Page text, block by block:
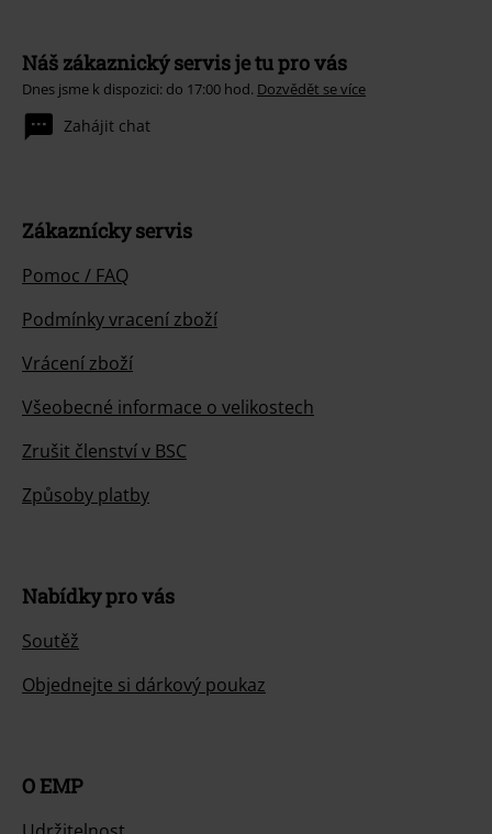
Náš zákaznický servis je tu pro vás
Dnes jsme k dispozici: do 17:00 hod. Dozvědět se více
Zahájit chat
Zákaznícky servis
Pomoc / FAQ
Podmínky vracení zboží
Vrácení zboží
Všeobecné informace o velikostech
Zrušit členství v BSC
Způsoby platby
Nabídky pro vás
Soutěž
Objednejte si dárkový poukaz
O EMP